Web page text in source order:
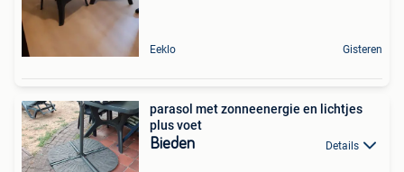
Eeklo Gisteren
parasol met zonneenergie en lichtjes
plus voet
Bieden Details